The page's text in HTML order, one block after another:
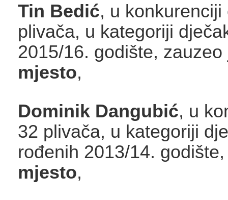
Tin Bedić, u konkurenciji
plivača, u kategoriji
2015/16. godište,
mjesto,
Dominik Dangubić, u
32 plivača, u kategoriji
rođenih 2013/14.
mjesto,